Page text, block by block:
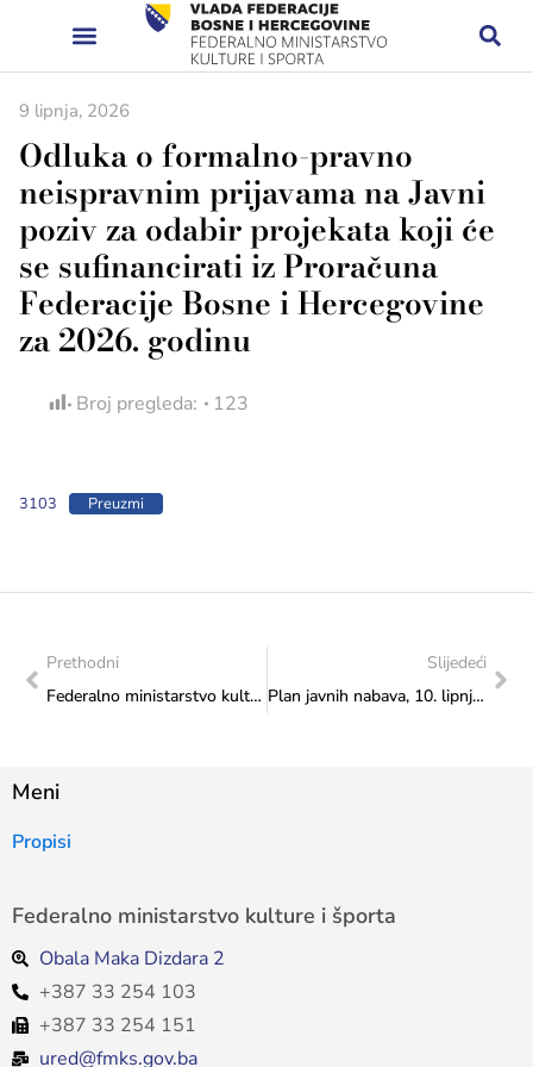
9 lipnja, 2026
Odluka o formalno-pravno
neispravnim prijavama na Javni
poziv za odabir projekata koji će
se sufinancirati iz Proračuna
Federacije Bosne i Hercegovine
za 2026. godinu
Broj pregleda: 123
3103 Preuzmi
Prethodni
Federalno ministarstvo kulture i športa podržalo projekt „Hrvatski kulturni dom – Mjesto susreta i umjetnosti“ s 18.000 KM
Slijedeći
Plan javnih nabava, 10. lipnja 2026.
Meni
Propisi
Federalno ministarstvo kulture i športa
Obala Maka Dizdara 2
+387 33 254 103
+387 33 254 151
ured@fmks.gov.ba